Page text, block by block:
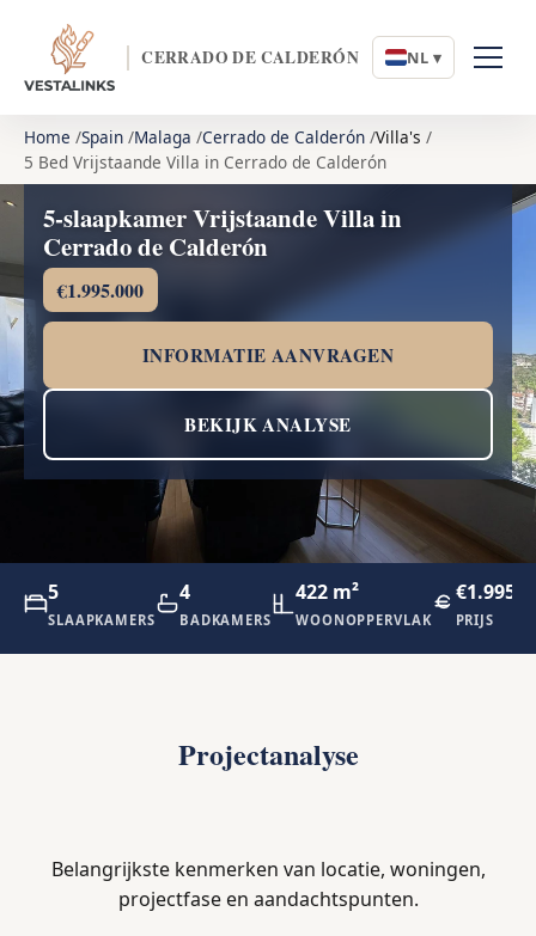
CERRADO DE CALDERÓN NL ▾
Home Spain Malaga Cerrado de Calderón Villa's
5 Bed Vrijstaande Villa in Cerrado de Calderón
5-slaapkamer Vrijstaande Villa in
Cerrado de Calderón
€1.995.000
INFORMATIE AANVRAGEN
BEKIJK ANALYSE
5
SLAAPKAMERS
4
BADKAMERS
422 m²
WOONOPPERVLAK PRIJS
Projectanalyse
Belangrijkste kenmerken van locatie, woningen,
projectfase en aandachtspunten.